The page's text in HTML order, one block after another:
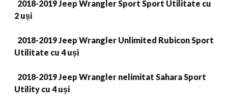
2018-2019 Jeep Wrangler Sport Sport Utilitate cu
2 uși
2018-2019 Jeep Wrangler Unlimited Rubicon Sport
Utilitate cu 4 uși
2018-2019 Jeep Wrangler nelimitat Sahara Sport
Utility cu 4 uși